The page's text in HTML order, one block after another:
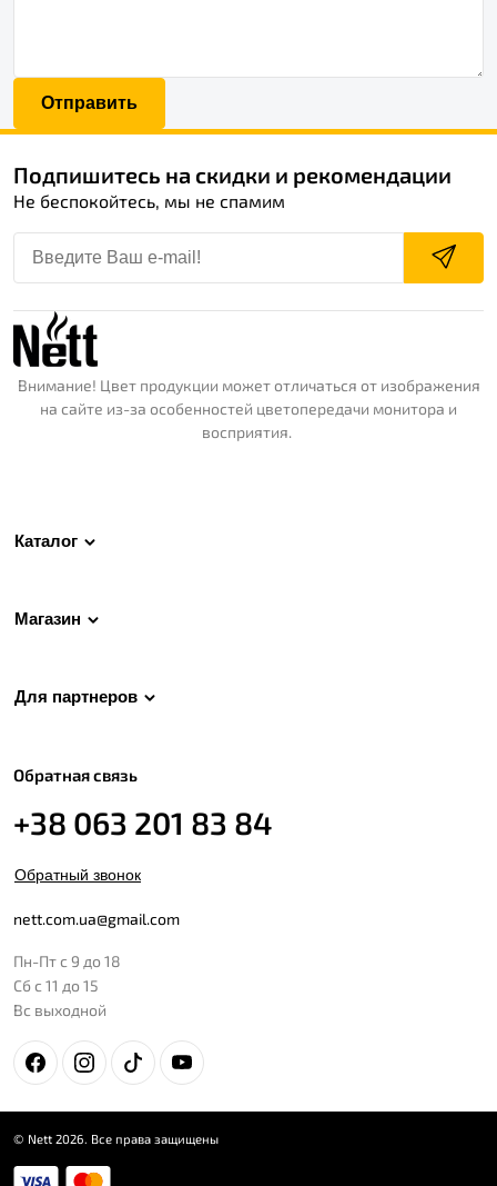
Отправить
Подпишитесь на скидки и рекомендации
Не беспокойтесь, мы не спамим
Внимание! Цвет продукции может отличаться от изображения
на сайте из-за особенностей цветопередачи монитора и
восприятия.
Каталог
Магазин
Для партнеров
Обратная связь
+38 063 201 83 84
Обратный звонок
nett.com.ua@gmail.com
Пн-Пт с 9 до 18
Сб с 11 до 15
Вс выходной
© Nett 2026. Все права защищены